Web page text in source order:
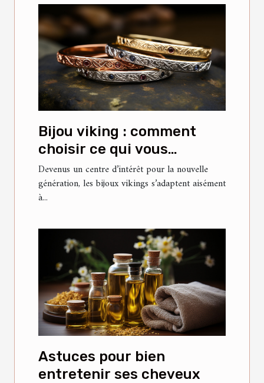
Bijou viking : comment
choisir ce qui vous
convient ?
Devenus un centre d’intérêt pour la nouvelle
génération, les bijoux vikings s’adaptent aisément
à...
Astuces pour bien
entretenir ses cheveux